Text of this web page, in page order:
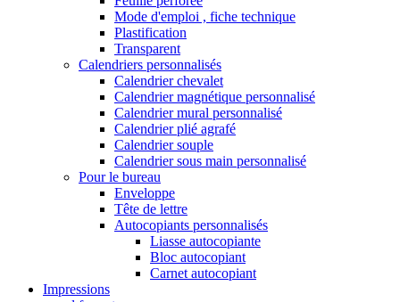
Mode d'emploi , fiche technique
Plastification
Transparent
Calendriers personnalisés
Calendrier chevalet
Calendrier magnétique personnalisé
Calendrier mural personnalisé
Calendrier plié agrafé
Calendrier souple
Calendrier sous main personnalisé
Pour le bureau
Enveloppe
Tête de lettre
Autocopiants personnalisés
Liasse autocopiante
Bloc autocopiant
Carnet autocopiant
Impressions